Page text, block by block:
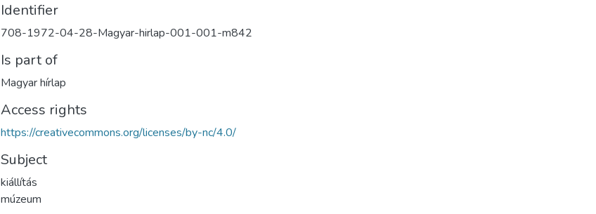
Identifier
708-1972-04-28-Magyar-hirlap-001-001-m842
Is part of
Magyar hírlap
Access rights
https://creativecommons.org/licenses/by-nc/4.0/
Subject
kiállítás
múzeum